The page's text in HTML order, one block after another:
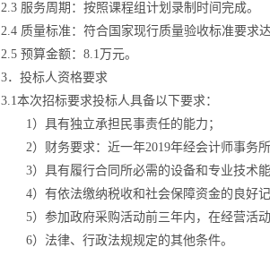
2.3 服务周期：按照课程组计划录制时间完成。
2.4 质量标准：符合国家现行质量验收标准要求
2.5 预算金额： 8.1 万元。
3．投标人资格要求
3.1本次招标要求投标人具备以下要求：
1）具有独立承担民事责任的能力；
2）财务要求：近一年2019年经会计师事务
3）具有履行合同所必需的设备和专业技术能
4）有依法缴纳税收和社会保障资金的良好记
5）参加政府采购活动前三年内，在经营活
6）法律、行政法规规定的其他条件。